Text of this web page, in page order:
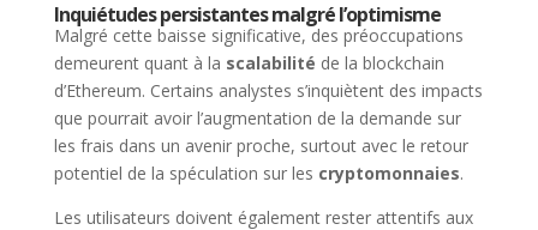
Inquiétudes persistantes malgré l’optimisme
Malgré cette baisse significative, des préoccupations
demeurent quant à la scalabilité de la blockchain
d’Ethereum. Certains analystes s’inquiètent des impacts
que pourrait avoir l’augmentation de la demande sur
les frais dans un avenir proche, surtout avec le retour
potentiel de la spéculation sur les cryptomonnaies.
Les utilisateurs doivent également rester attentifs aux